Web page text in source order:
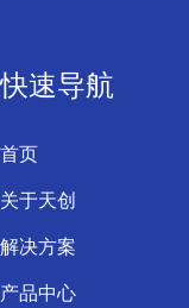
快速导航
首页
关于天创
解决方案
产品中心